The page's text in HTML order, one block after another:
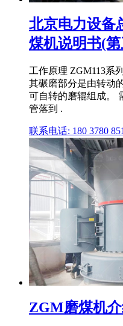
北京电力设备
煤机说明书(第
工作原理 ZGM113系
其碾磨部分是由转动
可自转的磨辊组成。
管落到 .
联系电话: 180 3780
ZGM磨煤机